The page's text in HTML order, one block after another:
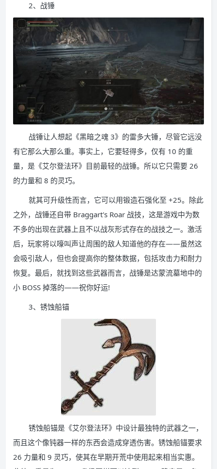
2、战锤
战锤让人想起《黑暗之魂 3》的雷多大锤，尽管它远没
有它那么大那么重。事实上，它要轻得多，仅有 10 的重
量，是《艾尔登法环》目前最轻的战锤。所以它只需要 26
的力量和 8 的灵巧。
就其可升级性而言，它可以用锻造石强化至 +25。除此
之外，战锤还自带 Braggart's Roar 战技，这是游戏中为数
不多的出现在武器上且不以战灰形式存在的战技之一。激活
后，玩家将以嚎叫声让周围的敌人知道他的存在——虽然这
会吸引敌人，但也会提高你的整体数据，包括攻击力和耐力
恢复。最后，就找到这些武器而言，战锤是达蒙流墓地中的
小 BOSS 掉落的——祝你好运!
3、锈蚀船锚
锈蚀船锚是《艾尔登法环》中设计最独特的武器之一，
而且这个像钝器一样的东西会造成穿透伤害。锈蚀船锚要求
26 力量和 9 灵巧，使其在早期开荒中使用起来相当实惠。